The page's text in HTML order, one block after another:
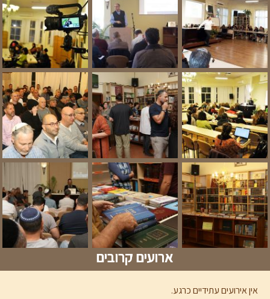
ארועים קרובים
אין אירועים עתידיים כרגע.